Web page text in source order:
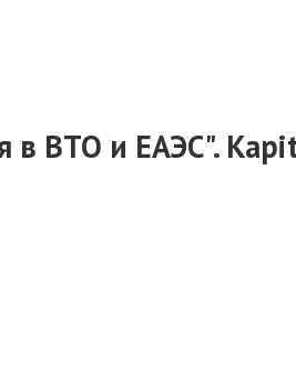
в ВТО и ЕАЭС".